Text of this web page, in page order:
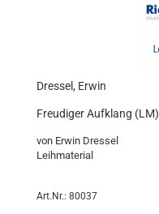
Dressel, Erwin
Freudiger Aufklang (LM)
von Erwin Dressel
Leihmaterial
Art.Nr.: 80037